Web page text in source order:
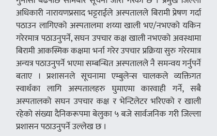
अधिकारी नारायणप्रसाद भट्टराईले अस्पतालले बिरामी प्रेषण गर्दा
पठाउन लागिएको अस्पतालमा शय्या खाली भए/नभएको यकिन
गरेरमात्र पठाउनुपर्ने, सघन उपचार कक्ष खाली नभएको अवस्थामा
बिरामी आकस्मिक कक्षमा भर्ना गरेर उपचार प्रक्रिया सुरु गरेरमात्र
अन्यत्र पठाउनुपर्ने भएमा सम्बन्धित अस्पतालले नै समन्वय गर्नुपर्ने
बताए । प्रशासनले सूचनामा एम्बुलेन्स चालकले व्यक्तिगत
स्वार्थका लागि अस्पतालहरु घुमाएमा कारवाही गर्ने, सबै
अस्पतालको सघन उपचार कक्ष र भेन्टिलेटर भरिएको र खाली
रहेको संख्या दैनिकरूपमा बेलुका ५ बजे सार्वजनिक गरी जिल्ला
प्रशासन पठाउनुपर्ने उल्लेख छ ।